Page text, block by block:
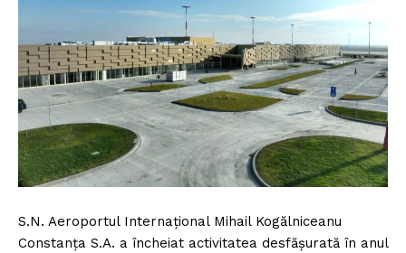
S.N. Aeroportul Internaţional Mihail Kogălniceanu
Constanţa S.A. a încheiat activitatea desfăşurată în anul